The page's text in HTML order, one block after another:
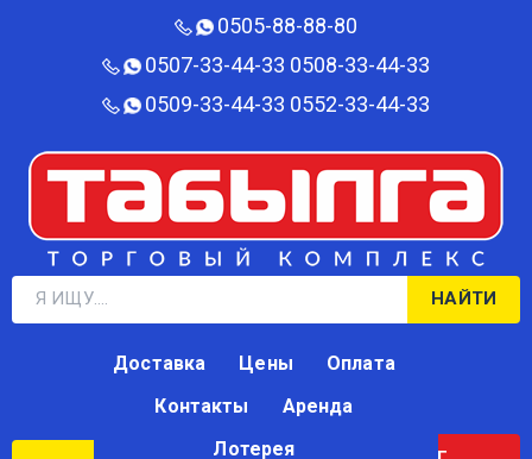
0505-88-88-80‬
0507-33-44-33 0508-33-44-33
0509-33-44-33 0552-33-44-33
НАЙТИ
Доставка Цены
Оплата
Контакты
Аренда
Лотерея